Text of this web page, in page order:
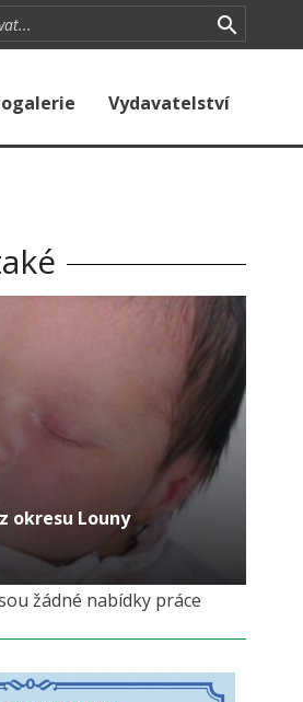
Vydavatelství
okresu Louny
žádné nabídky práce